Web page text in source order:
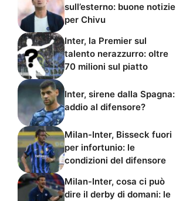
sull’esterno: buone notizie
per Chivu
Inter, la Premier sul
talento nerazzurro: oltre
70 milioni sul piatto
Inter, sirene dalla Spagna:
addio al difensore?
Milan-Inter, Bisseck fuori
per infortunio: le
condizioni del difensore
Milan-Inter, cosa ci può
dire il derby di domani: le